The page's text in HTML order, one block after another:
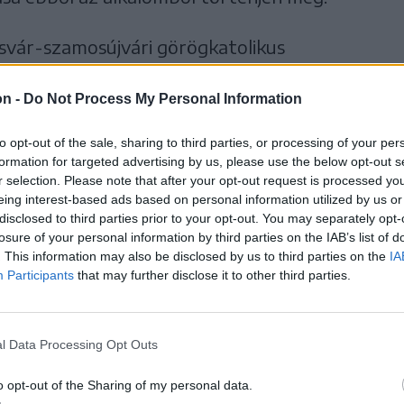
- Do Not Process My Personal Information
opt-out of the sale, sharing to third parties, or processing of your
for targeted advertising by us, please use the below opt-out
selection. Please note that after your opt-out request is processed
interest-based ads based on personal information utilized by us
to third parties prior to your opt-out. You may separately
of your personal information by third parties on the IAB’s list of
This information may also be disclosed by us to third parties on the
Participants that may further disclose it to other third parties.
Data Processing Opt Outs
opt-out of the Sharing of my personal data.
szamosújvári görögkatolikus
a hét püspök boldoggá avatási
van”.
Katolikus Püspöki Konferencia (CER) idei
amelyet május 3–5. között tartottak
és görögkatolikus püspök, valamint
és a Moldovai Köztársaság apostoli
püspök vett részt.